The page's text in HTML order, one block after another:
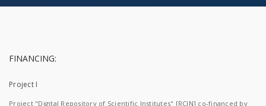
FINANCING:
Project I
Project "Digital Repository of Scientific Institutes" [RCIN] co-financed by